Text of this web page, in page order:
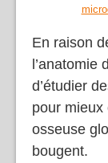
En raison
l’anatomie
d’étudier
pour mieux
osseuse
bougent.